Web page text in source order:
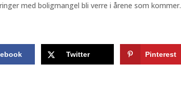
med boligmangel bli verre i årene som kommer.
Twitter Pinterest